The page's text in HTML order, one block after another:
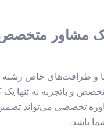
مشاور
و ظرافت‌های خاص رشته
و باتجربه نه تنها یک
تخصصی می‌تواند
باشد.